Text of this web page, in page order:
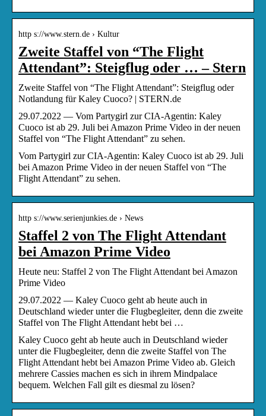
http s://www.stern.de › Kultur
Zweite Staffel von “The Flight
Attendant”: Steigflug oder … – Stern
Zweite Staffel von “The Flight Attendant”: Steigflug oder
Notlandung für Kaley Cuoco? | STERN.de
29.07.2022 — Vom Partygirl zur CIA-Agentin: Kaley
Cuoco ist ab 29. Juli bei Amazon Prime Video in der neuen
Staffel von “The Flight Attendant” zu sehen.
Vom Partygirl zur CIA-Agentin: Kaley Cuoco ist ab 29. Juli
bei Amazon Prime Video in der neuen Staffel von “The
Flight Attendant” zu sehen.
http s://www.serienjunkies.de › News
Staffel 2 von The Flight Attendant
bei Amazon Prime Video
Heute neu: Staffel 2 von The Flight Attendant bei Amazon
Prime Video
29.07.2022 — Kaley Cuoco geht ab heute auch in
Deutschland wieder unter die Flugbegleiter, denn die zweite
Staffel von The Flight Attendant hebt bei …
Kaley Cuoco geht ab heute auch in Deutschland wieder
unter die Flugbegleiter, denn die zweite Staffel von The
Flight Attendant hebt bei Amazon Prime Video ab. Gleich
mehrere Cassies machen es sich in ihrem Mindpalace
bequem. Welchen Fall gilt es diesmal zu lösen?